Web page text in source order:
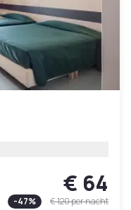
€ 64
-47% € 120per nacht